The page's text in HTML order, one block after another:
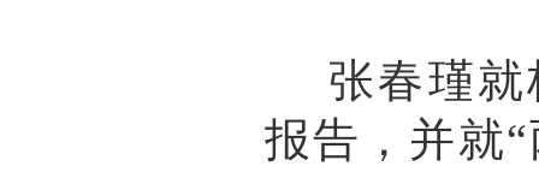
张春瑾就
报告，并就